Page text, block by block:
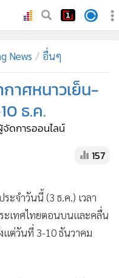
News อื่นๆ
าศหนาวเย็น-
ธ.ค.
จัดการออนไลน์
157
จำวันนี้ (3 ธ.ค.) เวลา
ะเทศไทยตอนบนและคลื่น
แต่วันที่ 3-10 ธันวาคม